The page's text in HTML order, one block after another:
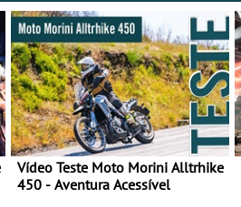
Vídeo Teste Moto Morini Alltrhike
450 - Aventura Acessível